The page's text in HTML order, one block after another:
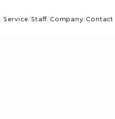
/Service/Staff/Company/Contact